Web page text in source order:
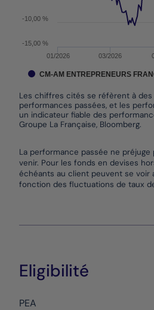
Les chiffres cités se réfèrent à des
performances passées, et les
un indicateur fiable des
Groupe La Française, Bloomberg.
01/2026 03/2026
-15,00 %
-10,00 %
CM-AM ENTREPRENEURS
La performance passée ne
venir. Pour les fonds en devises
échéants au client peuvent se voir
fonction des fluctuations de taux
Eligibilité
PEA